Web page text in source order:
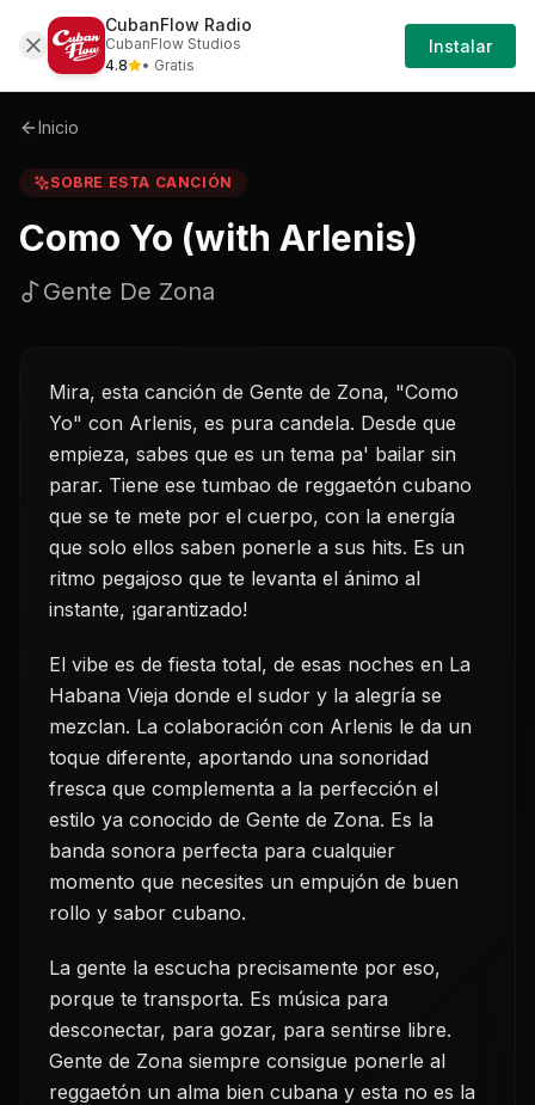
Sobre Como-yo-with-arlenis-gente-de-zona
Iniciar
Sesión
Inicio
SOBRE ESTA CANCIÓN
Como Yo (with Arlenis)
Gente De Zona
Mira, esta canción de Gente de Zona, "Como
Yo" con Arlenis, es pura candela. Desde que
empieza, sabes que es un tema pa' bailar sin
parar. Tiene ese tumbao de reggaetón cubano
que se te mete por el cuerpo, con la energía
que solo ellos saben ponerle a sus hits. Es un
ritmo pegajoso que te levanta el ánimo al
instante, ¡garantizado!
El vibe es de fiesta total, de esas noches en La
Habana Vieja donde el sudor y la alegría se
mezclan. La colaboración con Arlenis le da un
toque diferente, aportando una sonoridad
fresca que complementa a la perfección el
estilo ya conocido de Gente de Zona. Es la
banda sonora perfecta para cualquier
momento que necesites un empujón de buen
rollo y sabor cubano.
La gente la escucha precisamente por eso,
porque te transporta. Es música para
desconectar, para gozar, para sentirse libre.
Gente de Zona siempre consigue ponerle al
reggaetón un alma bien cubana y esta no es la
CubanFlow Radio
CubanFlow Studios
4.8
• Gratis
Instalar